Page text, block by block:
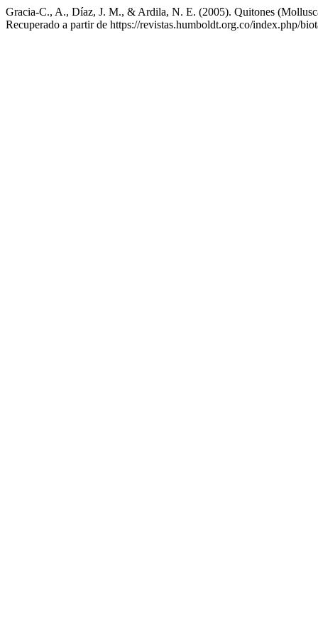
Gracia-C., A., Díaz, J. M., & Ardila, N. E. (2005). Quitones
Recuperado a partir de https://revistas.humboldt.org.co/index.php/